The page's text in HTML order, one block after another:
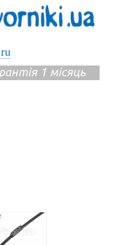
ru
1 місяць